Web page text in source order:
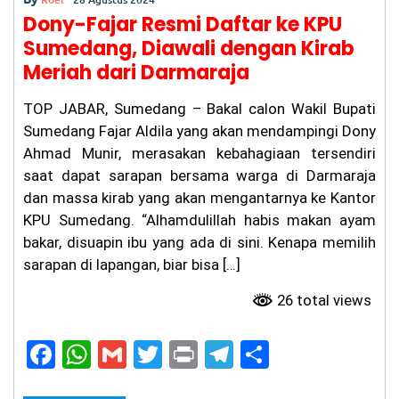
st
ab
Ba
nd
g
Be
rti
nd
ak
Pr
of
es
io
na
an
sp
ar
Dony-Fajar Resmi Daftar ke KPU
Sumedang, Diawali dengan Kirab
Meriah dari Darmaraja
TOP JABAR, Sumedang – Bakal calon Wakil Bupati
Sumedang Fajar Aldila yang akan mendampingi Dony
Ahmad Munir, merasakan kebahagiaan tersendiri
saat dapat sarapan bersama warga di Darmaraja
dan massa kirab yang akan mengantarnya ke Kantor
KPU Sumedang. “Alhamdulillah habis makan ayam
bakar, disuapin ibu yang ada di sini. Kenapa memilih
sarapan di lapangan, biar bisa […]
26 total views
F
a
W
h
G
m
T
w
Pr
in
T
el